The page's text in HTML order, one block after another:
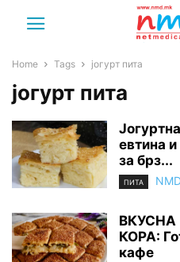
Home Tags јогурт пита
јогурт пита
евтина
за брз...
ПИТА
ВКУСНА
КОРА:
кафе